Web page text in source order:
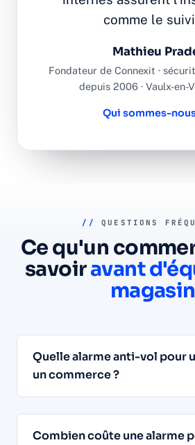
comme le
Mathieu
Fondateur de Connexit ·
depuis 2006 · Vaulx-en-
Qui sommes-
// QUESTIONS
Ce qu'un
savoiravant
magasin
Quelle alarme anti-vol pour
un commerce ?
Combien coûte une alarme